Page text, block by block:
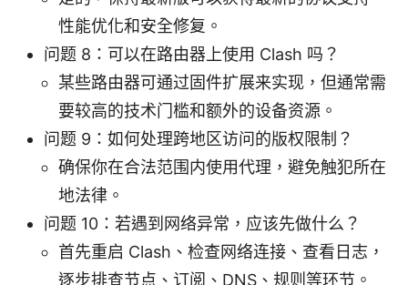
性能优化和安全修复。
问题 8：可以在路由器上使用 Clash 吗？
某些路由器可通过固件扩展来实现，但通常需
要较高的技术门槛和额外的设备资源。
问题 9：如何处理跨地区访问的版权限制？
确保你在合法范围内使用代理，避免触犯所在
地法律。
问题 10：若遇到网络异常，应该先做什么？
首先重启 Clash、检查网络连接、查看日志，
逐步排查节点、订阅、DNS、规则等环节。